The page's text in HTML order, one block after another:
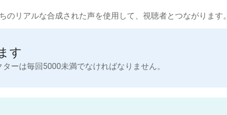
リアルな合成された声を使用して、視聴者とつながります。
す
ーは毎回5000未満でなければなりません。